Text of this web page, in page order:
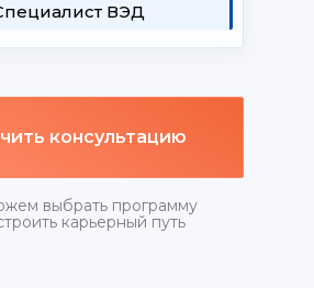
ВЭД
выбрать программу
карьерный путь
консультацию